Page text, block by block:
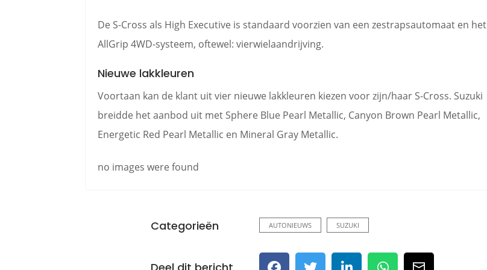
De S-Cross als High Executive is standaard voorzien van een zestrapsautomaat en het
AllGrip 4WD-systeem, oftewel: vierwielaandrijving.
Nieuwe lakkleuren
Voortaan kan de klant uit vier nieuwe lakkleuren kiezen voor zijn/haar S-Cross. Suzuki
breidde het aanbod uit met Sphere Blue Pearl Metallic, Canyon Brown Pearl Metallic,
Energetic Red Pearl Metallic en Mineral Gray Metallic.
no images were found
Categorieën AUTONIEUWS SUZUKI